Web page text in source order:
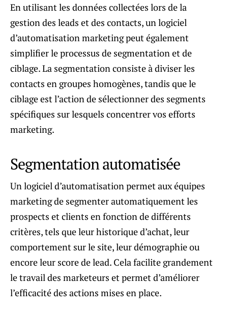
En utilisant les données collectées lors de la
gestion des leads et des contacts, un logiciel
d’automatisation marketing peut également
simplifier le processus de segmentation et de
ciblage. La segmentation consiste à diviser les
contacts en groupes homogènes, tandis que le
ciblage est l’action de sélectionner des segments
spécifiques sur lesquels concentrer vos efforts
marketing.
Segmentation automatisée
Un logiciel d’automatisation permet aux équipes
marketing de segmenter automatiquement les
prospects et clients en fonction de différents
critères, tels que leur historique d’achat, leur
comportement sur le site, leur démographie ou
encore leur score de lead. Cela facilite grandement
le travail des marketeurs et permet d’améliorer
l’efficacité des actions mises en place.